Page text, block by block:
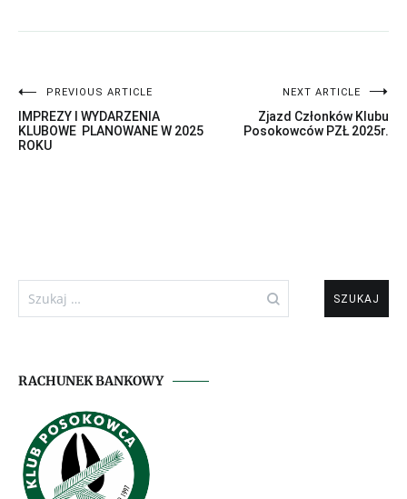
Nawigacja
wpisu
PREVIOUS ARTICLE
IMPREZY I WYDARZENIA
KLUBOWE PLANOWANE W 2025
ROKU
NEXT ARTICLE
Zjazd Członków Klubu
Posokowców PZŁ 2025r.
RACHUNEK BANKOWY